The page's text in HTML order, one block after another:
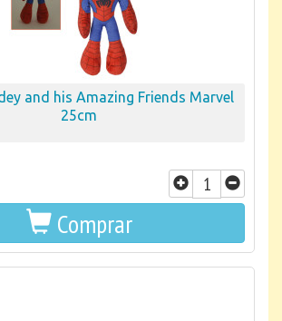
and his Amazing Friends Marvel
25cm
Comprar